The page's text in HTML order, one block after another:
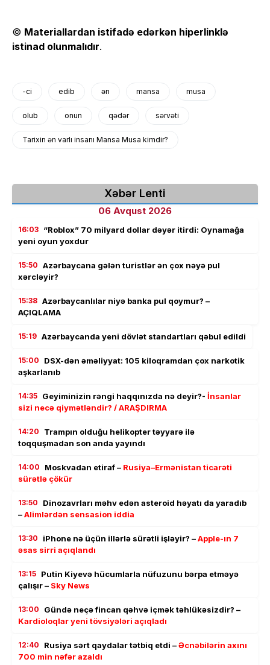
© Materiallardan istifadə edərkən hiperlinklə
istinad olunmalıdır.
-ci edib ən mansa musa
olub onun qədər sərvəti
Tarixin ən varlı insanı Mansa Musa kimdir?
Xəbər Lenti
06 Avqust 2026
16:03 “Roblox” 70 milyard dollar dəyər itirdi: Oynamağa
yeni oyun yoxdur
15:50 Azərbaycana gələn turistlər ən çox nəyə pul
xərcləyir?
15:38 Azərbaycanlılar niyə banka pul qoymur? –
AÇIQLAMA
15:19 Azərbaycanda yeni dövlət standartları qəbul edildi
15:00
DSX-dən əməliyyat: 105 kiloqramdan çox narkotik
aşkarlanıb
14:35 Geyiminizin rəngi haqqınızda nə deyir?- İnsanlar
sizi necə qiymətləndir? / ARAŞDIRMA
14:20
Trampın olduğu helikopter təyyarə ilə
toqquşmadan son anda yayındı
14:00 Moskvadan etiraf – Rusiya–Ermənistan ticarəti
sürətlə çökür
13:50
Dinozavrları məhv edən asteroid həyatı da yaradıb
–Alimlərdən sensasion iddia
13:30 iPhone nə üçün illərlə sürətli işləyir? –Apple-ın 7
əsas sirri açıqlandı
13:15 Putin Kiyevə hücumlarla nüfuzunu bərpa etməyə
çalışır – Sky News
13:00
Gündə neçə fincan qəhvə içmək təhlükəsizdir? –
Kardioloqlar yeni tövsiyələri açıqladı
12:40 Rusiya sərt qaydalar tətbiq etdi –Əcnəbilərin axını
700 min nəfər azaldı